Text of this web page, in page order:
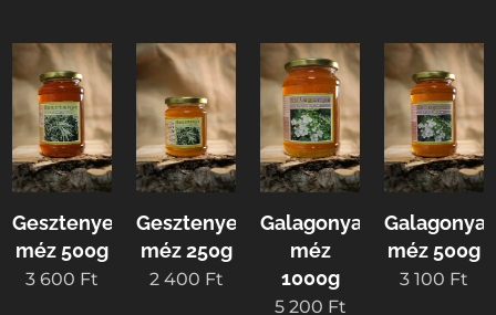
Gesztenye
méz 500g
3 600 Ft
Gesztenye
méz 250g
2 400 Ft
Galagonya
méz
1000g
5 200 Ft
Galagonya
méz 500g
3 100 Ft